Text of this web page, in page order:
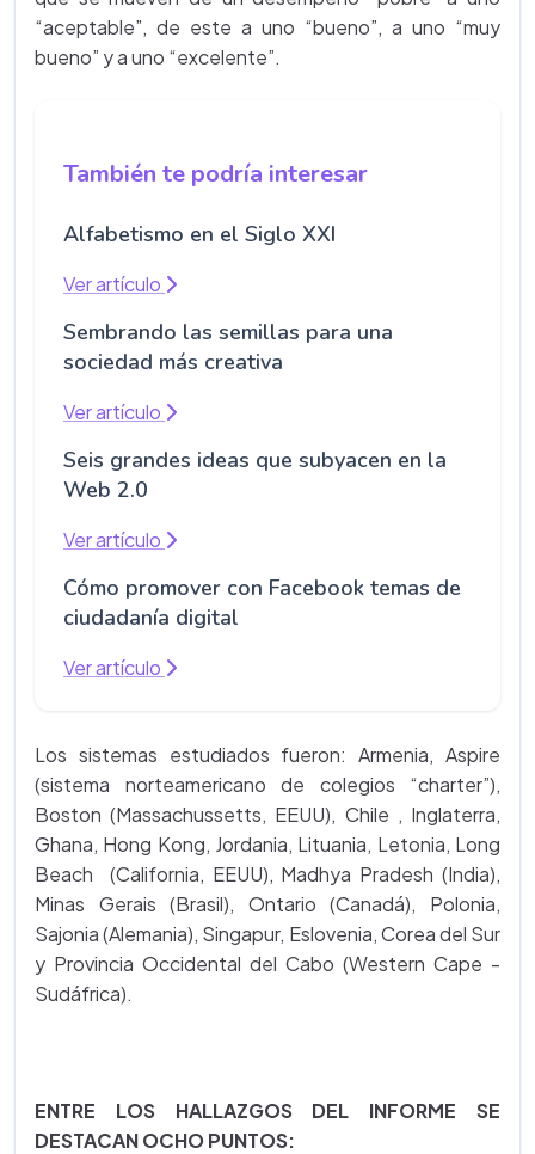
“aceptable”, de este a uno “bueno”, a uno “muy
bueno” y a uno “excelente”.
También te podría interesar
Alfabetismo en el Siglo XXI
Ver artículo
Sembrando las semillas para una
sociedad más creativa
Ver artículo
Seis grandes ideas que subyacen en la
Web 2.0
Ver artículo
Cómo promover con Facebook temas de
ciudadanía digital
Ver artículo
Los sistemas estudiados fueron: Armenia, Aspire
(sistema norteamericano de colegios “charter”),
Boston (Massachussetts, EEUU), Chile , Inglaterra,
Ghana, Hong Kong, Jordania, Lituania, Letonia, Long
Beach (California, EEUU), Madhya Pradesh (India),
Minas Gerais (Brasil), Ontario (Canadá), Polonia,
Sajonia (Alemania), Singapur, Eslovenia, Corea del Sur
y Provincia Occidental del Cabo (Western Cape -
Sudáfrica).
ENTRE LOS HALLAZGOS DEL INFORME SE
DESTACAN OCHO PUNTOS: